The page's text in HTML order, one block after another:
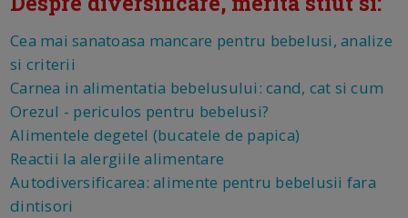
Cea mai sanatoasa mancare pentru bebelusi, analize
si criterii
Carnea in alimentatia bebelusului: cand, cat si cum
Orezul - periculos pentru bebelusi?
Alimentele degetel (bucatele de papica)
Reactii la alergiile alimentare
Autodiversificarea: alimente pentru bebelusii fara
dintisori